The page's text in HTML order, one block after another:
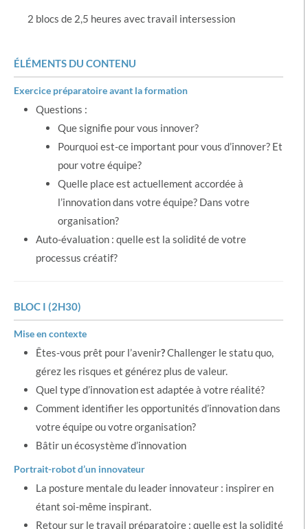
2 blocs de 2,5 heures avec travail intersession
ÉLÉMENTS DU CONTENU
Exercice préparatoire avant la formation
Questions :
Que signifie pour vous innover?
Pourquoi est-ce important pour vous d’innover? Et
pour votre équipe?
Quelle place est actuellement accordée à
l’innovation dans votre équipe? Dans votre
organisation?
Auto-évaluation : quelle est la solidité de votre
processus créatif?
BLOC I (2H30)
Mise en contexte
Êtes-vous prêt pour l’avenir?Challenger le statu quo,
gérez les risques et générez plus de valeur.
Quel type d’innovation est adaptée à votre réalité?
Comment identifier les opportunités d’innovation dans
votre équipe ou votre organisation?
Bâtir un écosystème d’innovation
Portrait-robot d’un innovateur
La posture mentale du leader innovateur : inspirer en
étant soi-même inspirant.
Retour sur le travail préparatoire : quelle est la solidité